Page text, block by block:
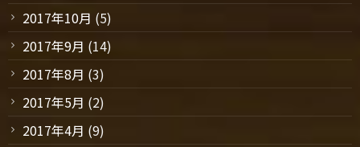
2017年10月 (5)
2017年9月 (14)
2017年8月 (3)
2017年5月 (2)
2017年4月 (9)